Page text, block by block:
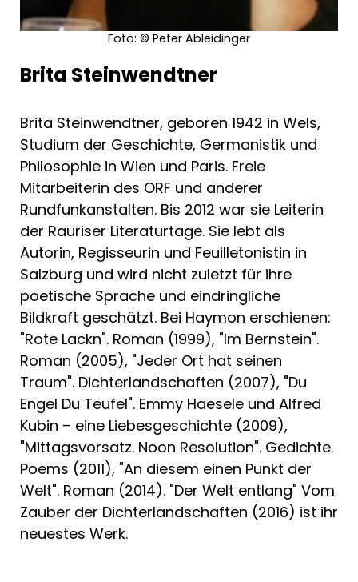
AutorInnen und Orte
*Friederike Mayröcker: Wien
* Marica Bodrožić: Berlin
* Karl-Markus Gauß: Salzburg
*Ludwig Hartinger und Aleš Šteger:
Slowenischer Karst und Laibach
* Monika Helfer und Michael Köhlmeier:
Hohenems und Bregenzerwald
* Hubert von Goisern: Salzkammergut
* Bodo Hell: Dachsteingebiet
* Alfred Komarek: Weinviertel
* Brigitte Kronauer: Hamburg
* Robert Menasse: Brüssel
* Adolf Muschg: Zürichsee
* Martin Pollack: Süd-Burgenland
* Ilma Rakusa: Grenzland des Bergell
* Jaroslav Rudiš: Prag
* Ilija Trojanow: Wien
Foto: © Peter Ableidinger
Brita Steinwendtner
Brita Steinwendtner, geboren 1942 in Wels,
Studium der Geschichte, Germanistik und
Philosophie in Wien und Paris. Freie
Mitarbeiterin des ORF und anderer
Rundfunkanstalten. Bis 2012 war sie Leiterin
der Rauriser Literaturtage. Sie lebt als
Autorin, Regisseurin und Feuilletonistin in
Salzburg und wird nicht zuletzt für ihre
poetische Sprache und eindringliche
Bildkraft geschätzt. Bei Haymon erschienen:
"Rote Lackn". Roman (1999), "Im Bernstein".
Roman (2005), "Jeder Ort hat seinen
Traum". Dichterlandschaften (2007), "Du
Engel Du Teufel". Emmy Haesele und Alfred
Kubin – eine Liebesgeschichte (2009),
"Mittagsvorsatz. Noon Resolution". Gedichte.
Poems (2011), "An diesem einen Punkt der
Welt". Roman (2014). "Der Welt entlang" Vom
Zauber der Dichterlandschaften (2016) ist ihr
neuestes Werk.